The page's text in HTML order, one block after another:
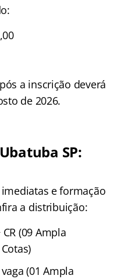
a inscrição deverá
de 2026.
SP:
e formação
a distribuição:
CR (09 Ampla
(01 Ampla